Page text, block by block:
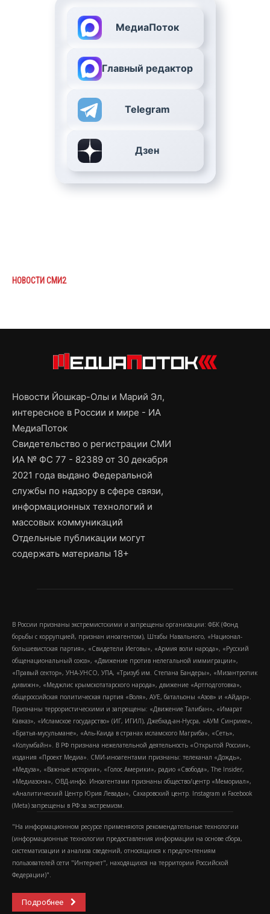
МедиаПоток
Главный редактор
Telegram
Дзен
НОВОСТИ СМИ2
Новости Йошкар-Олы и Марий Эл,
интересное в России и мире - ИА
МедиаПоток
Свидетельство о регистрации СМИ
ИА № ФС 77 - 82389 от 30 декабря
2021 года выдано Федеральной
службы по надзору в сфере связи,
информационных технологий и
массовых коммуникаций
Отдельные публикации могут
содержать материалы 18+
В России признаны экстремистскими и запрещены организации: ФБК (Фонд
борьбы с коррупцией, признан иноагентом), Штабы Навального, «Национал-
большевистская партия», «Свидетели Иеговы», «Армия воли народа», «Русский
общенациональный союз», «Движение против нелегальной иммиграции»,
«Правый сектор», УНА-УНСО, УПА, «Тризуб им. Степана Бандеры», «Мизантропик
дивижн», «Меджлис крымскотатарского народа», движение «Артподготовка»,
общероссийская политическая партия «Воля», АУЕ, батальоны «Азов» и «Айдар».
Признаны террористическими и запрещены: «Движение Талибан», «Имарат
Кавказ», «Исламское государство» (ИГ, ИГИЛ), Джебхад-ан-Нусра, «АУМ Синрике»,
«Братья-мусульмане», «Аль-Каида в странах исламского Магриба», «Сеть»,
«Колумбайн». В РФ признана нежелательной деятельность «Открытой России»,
издания «Проект Медиа». СМИ-иноагентами признаны: телеканал «Дождь»,
«Медуза», «Важные истории», «Голос Америки», радио «Свобода», The Insider,
«Медиазона», ОВД-инфо. Иноагентами признаны общество/центр «Мемориал»,
«Аналитический Центр Юрия Левады», Сахаровский центр. Instagram и Facebook
(Metа) запрещены в РФ за экстремизм.
"На информационном ресурсе применяются рекомендательные технологии
(информационные технологии предоставления информации на основе сбора,
систематизации и анализа сведений, относящихся к предпочтениям
пользователей сети "Интернет", находящихся на территории Российской
Федерации)".
Подробнее